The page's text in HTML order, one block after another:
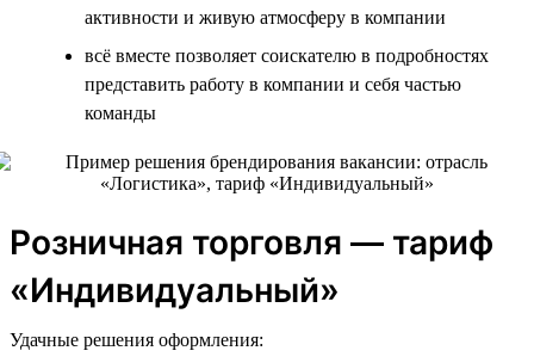
активности и живую атмосферу в компании
всё вместе позволяет соискателю в подробностях
представить работу в компании и себя частью
команды
Розничная торговля — тариф
«Индивидуальный»
Удачные решения оформления: